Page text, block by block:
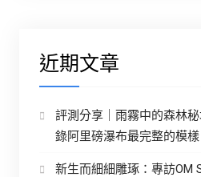
近期文章
評測分享｜雨霧中的森林
錄阿里磅瀑布最完整的模樣
新生而細細雕琢：專訪OM